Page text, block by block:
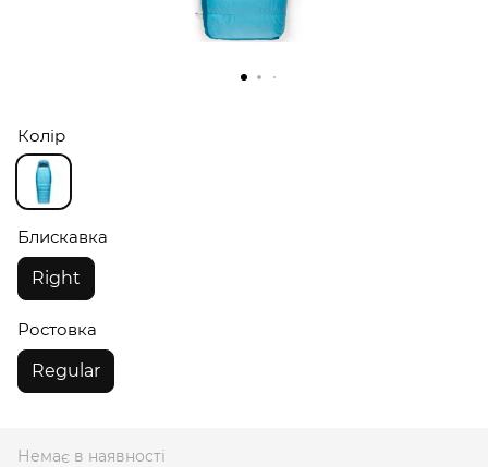
Колір
Блискавка
Right
Ростовка
Regular
Немає в наявності